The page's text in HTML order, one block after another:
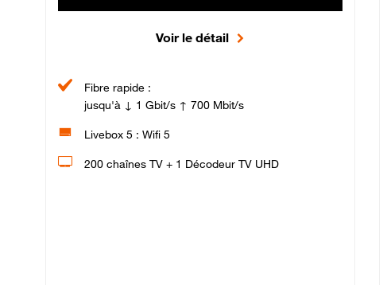
Voir le détail
Fibre rapide :
jusqu'à ↓ 1 Gbit/s ↑ 700 Mbit/s
Livebox 5 : Wifi 5
200 chaînes TV + 1 Décodeur TV UHD